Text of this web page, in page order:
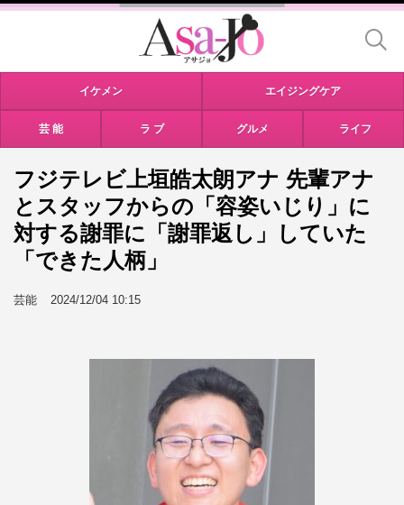
イケメン エイジングケア
芸 能 ラ ブ グルメ ライフ
フジテレビ上垣皓太朗アナ 先輩アナ
とスタッフからの「容姿いじり」に
対する謝罪に「謝罪返し」していた
「できた人柄」
芸能 2024/12/04 10:15